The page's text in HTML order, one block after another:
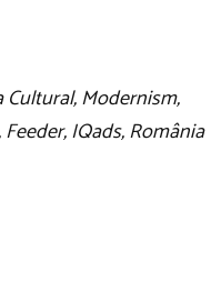
Modernism,
IQads, România